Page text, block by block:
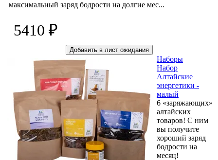
максимальный заряд бодрости на долгие мес...
5410 ₽
Добавить в лист ожидания
Наборы
Набор
Алтайские
энергетики -
малый
6 «заряжающих»
алтайских
товаров! С ним
вы получите
хороший заряд
бодрости на
месяц!